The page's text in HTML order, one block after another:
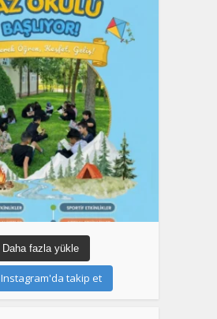
Daha fazla yükle
Instagram'da takip et